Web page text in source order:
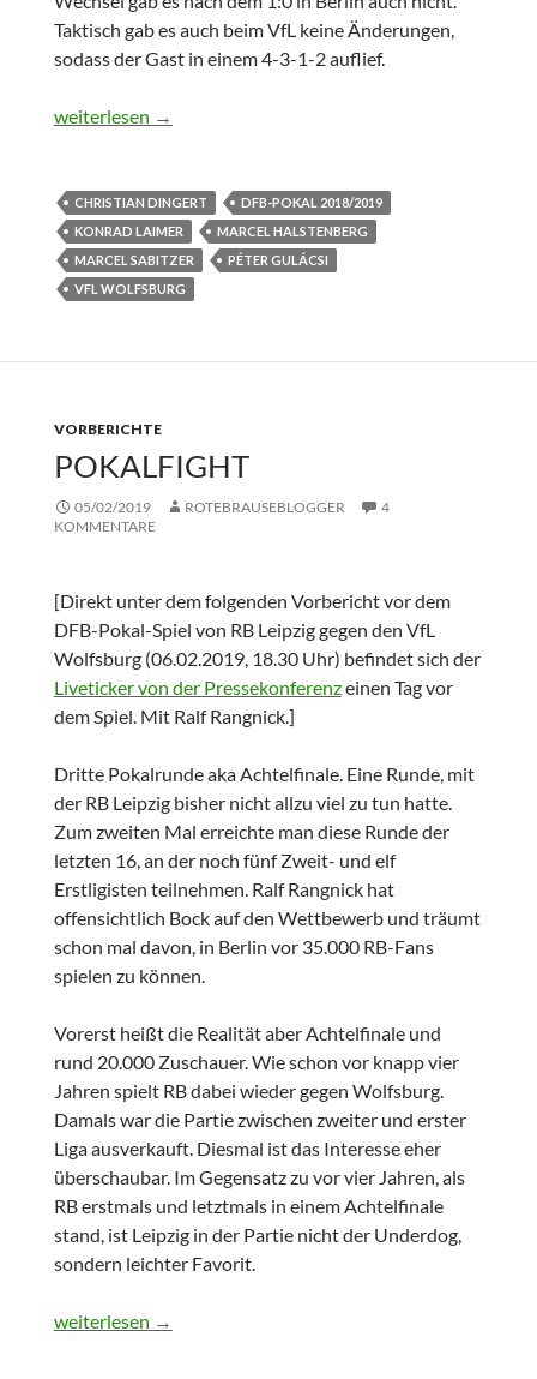
Taktisch gab es auch beim VfL keine Änderungen,
sodass der Gast in einem 4-3-1-2 auflief.
DFB-Pokal: RB Leipzig vs. VfL Wolfsburg 1:0
weiterlesen →
CHRISTIAN DINGERT
DFB-POKAL 2018/2019
KONRAD LAIMER
MARCEL HALSTENBERG
MARCEL SABITZER
PÉTER GULÁCSI
VFL WOLFSBURG
VORBERICHTE
POKALFIGHT
05/02/2019 ROTEBRAUSEBLOGGER
4
KOMMENTARE
[Direkt unter dem folgenden Vorbericht vor dem
DFB-Pokal-Spiel von RB Leipzig gegen den VfL
Wolfsburg (06.02.2019, 18.30 Uhr) befindet sich der
Liveticker von der Pressekonferenzeinen Tag vor
dem Spiel. Mit Ralf Rangnick.]
Dritte Pokalrunde aka Achtelfinale. Eine Runde, mit
der RB Leipzig bisher nicht allzu viel zu tun hatte.
Zum zweiten Mal erreichte man diese Runde der
letzten 16, an der noch fünf Zweit- und elf
Erstligisten teilnehmen. Ralf Rangnick hat
offensichtlich Bock auf den Wettbewerb und träumt
schon mal davon, in Berlin vor 35.000 RB-Fans
spielen zu können.
Vorerst heißt die Realität aber Achtelfinale und
rund 20.000 Zuschauer. Wie schon vor knapp vier
Jahren spielt RB dabei wieder gegen Wolfsburg.
Damals war die Partie zwischen zweiter und erster
Liga ausverkauft. Diesmal ist das Interesse eher
überschaubar. Im Gegensatz zu vor vier Jahren, als
RB erstmals und letztmals in einem Achtelfinale
stand, ist Leipzig in der Partie nicht der Underdog,
sondern leichter Favorit.
Pokalfight
weiterlesen →